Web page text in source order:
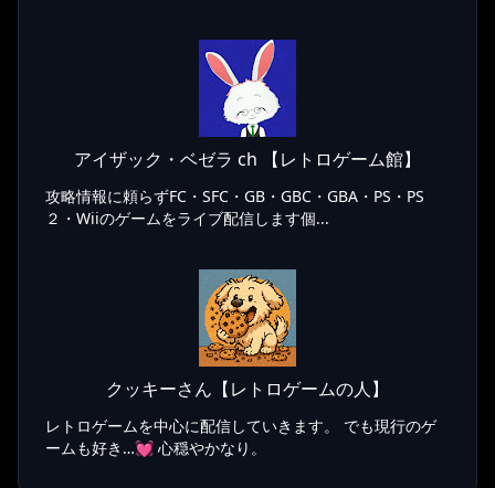
アイザック・ベゼラ ch 【レトロゲーム館】
攻略情報に頼らずFC・SFC・GB・GBC・GBA・PS・PS
２・Wiiのゲームをライブ配信します個...
クッキーさん【レトロゲームの人】
レトロゲームを中心に配信していきます。 でも現行のゲ
ームも好き…💓 心穏やかなり。